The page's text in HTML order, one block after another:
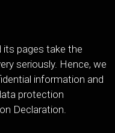
pages take the
seriously. Hence, we
information and
protection
Declaration.